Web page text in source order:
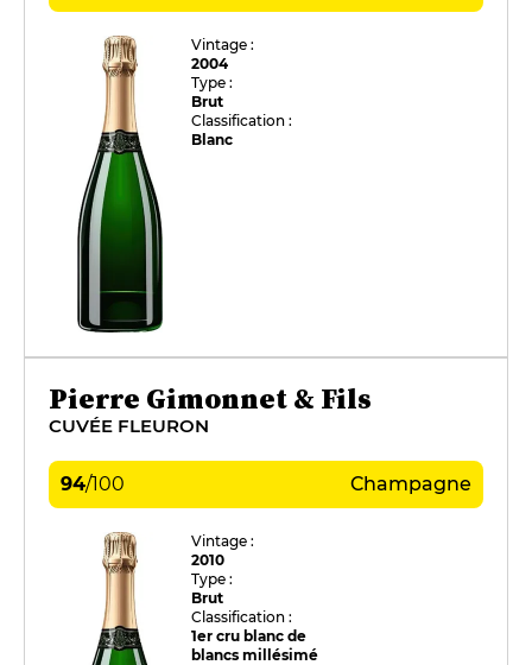
Vintage :
2004
Type :
Brut
Classification :
Blanc
Pierre Gimonnet & Fils
CUVÉE FLEURON
94/100 Champagne
Vintage :
2010
Type :
Brut
Classification :
1er cru blanc de
blancs millésimé